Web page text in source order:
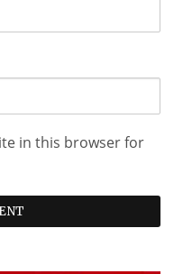
in this browser for